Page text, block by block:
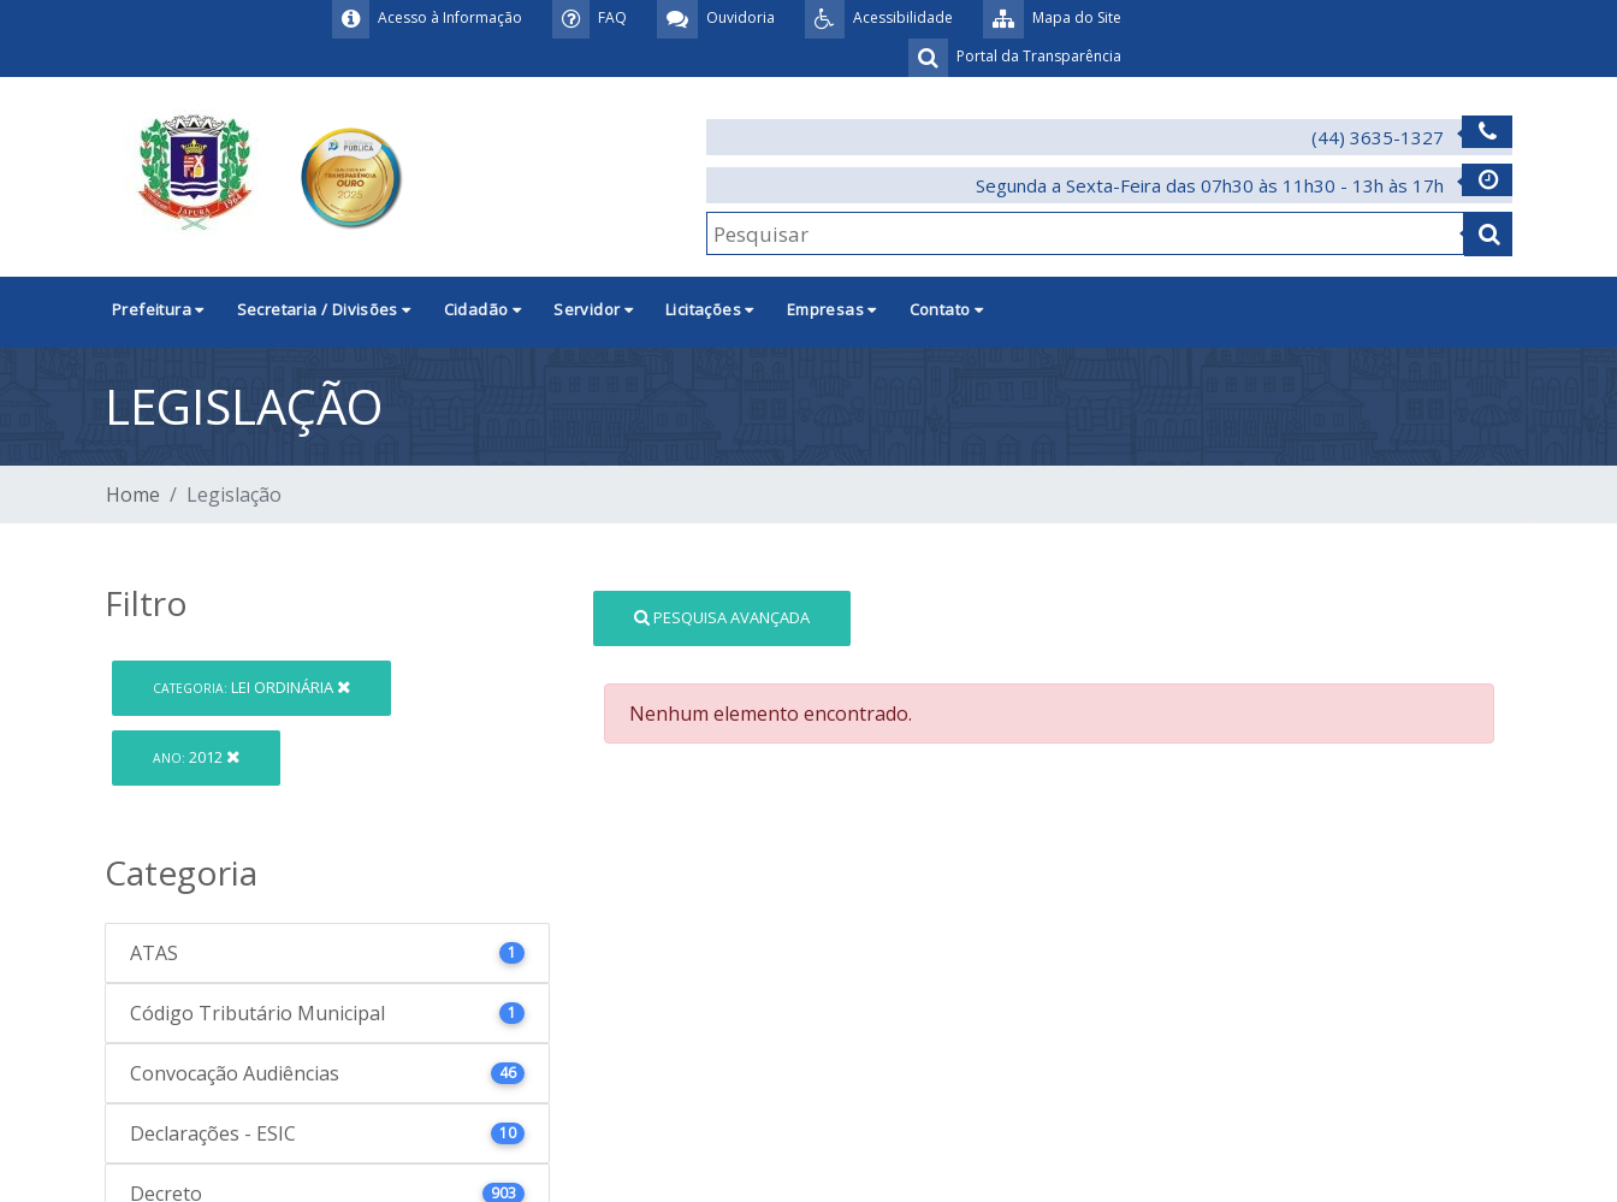
Mapa do Site
Acessibilidade
Ouvidoria
FAQ
Acesso à Informação
Portal da Transparência
(44) 3635-1327
Segunda a Sexta-Feira das 07h30 às 11h30 - 13h às 17h
Prefeitura Secretaria / Divisões Cidadão Servidor Licitações Empresas Contato
LEGISLAÇÃO
Home Legislação
Filtro
CATEGORIA: LEI ORDINÁRIA
ANO: 2012
Categoria
ATAS 1
Código Tributário Municipal 1
Convocação Audiências 46
Declarações - ESIC 10
Decreto 903
PESQUISA AVANÇADA
Nenhum elemento encontrado.